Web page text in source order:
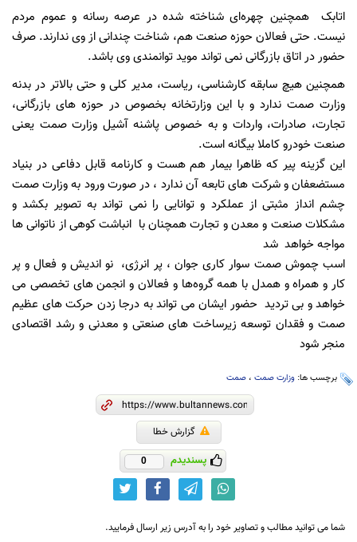
اتابک همچنین چهره‌ای شناخته شده در عرصه رسانه و عموم مردم
نیست. حتی فعالان حوزه صنعت هم، شناخت چندانی از وی ندارند. صرف
حضور در اتاق بازرگانی نمی تواند موید توانمندی وی باشد‌.
همچنین هیچ سابقه کارشناسی، ریاست، مدیر کلی و حتی بالاتر در بدنه
وزارت صمت ندارد و با این وزارتخانه بخصوص در حوزه های بازرگانی،
تجارت، صادرات، واردات و به خصوص پاشنه آشیل وزارت صمت یعنی
صنعت خودرو کاملا بیگانه است.
این گزینه پیر که ظاهرا بیمار هم هست و کارنامه قابل دفاعی در بنیاد
مستضعفان و شرکت های تابعه آن ندارد ، در صورت ورود به وزارت صمت
چشم انداز مثبتی از عملکرد و توانایی را نمی تواند به تصویر بکشد و
مشکلات صنعت و معدن و تجارت همچنان با انباشت کوهی از ناتوانی ها
مواجه خواهد شد
اسب چموش صمت سوار کاری جوان ، پر انرژی، نو اندیش و فعال و پر
کار و همراه و همدل با همه گروه‌ها و فعالان و انجمن های تخصصی می
خواهد و بی تردید حضور ایشان می تواند به درجا زدن حرکت های عظیم
صمت و فقدان توسعه زیرساخت های صنعتی و معدنی و رشد اقتصادی
منجر شود
برچسب ها: وزارت صمت ، صمت
گزارش خطا
پسندیدم 0
شما می توانید مطالب و تصاویر خود را به آدرس زیر ارسال فرمایید.